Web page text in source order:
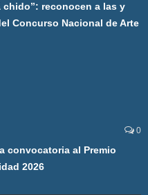
chido”: reconocen a las y
Concurso Nacional de Arte
0
convocatoria al Premio
2026